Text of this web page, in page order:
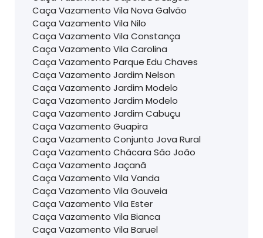
Caça Vazamento Vila Nova Galvão
Caça Vazamento Vila Nilo
Caça Vazamento Vila Constança
Caça Vazamento Vila Carolina
Caça Vazamento Parque Edu Chaves
Caça Vazamento Jardim Nelson
Caça Vazamento Jardim Modelo
Caça Vazamento Jardim Modelo
Caça Vazamento Jardim Cabuçu
Caça Vazamento Guapira
Caça Vazamento Conjunto Jova Rural
Caça Vazamento Chácara São João
Caça Vazamento Jaçanã
Caça Vazamento Vila Vanda
Caça Vazamento Vila Gouveia
Caça Vazamento Vila Ester
Caça Vazamento Vila Bianca
Caça Vazamento Vila Baruel